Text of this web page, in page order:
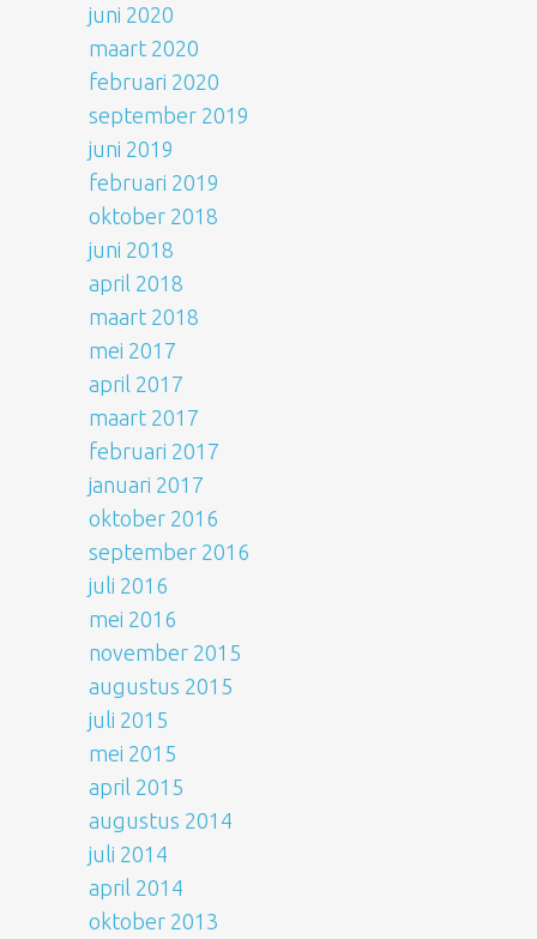
juni 2020
maart 2020
februari 2020
september 2019
juni 2019
februari 2019
oktober 2018
juni 2018
april 2018
maart 2018
mei 2017
april 2017
maart 2017
februari 2017
januari 2017
oktober 2016
september 2016
juli 2016
mei 2016
november 2015
augustus 2015
juli 2015
mei 2015
april 2015
augustus 2014
juli 2014
april 2014
oktober 2013